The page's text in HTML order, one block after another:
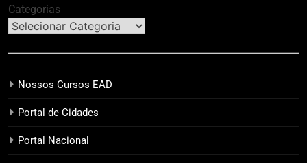
Categorias
Nossos Cursos EAD
Portal de Cidades
Portal Nacional